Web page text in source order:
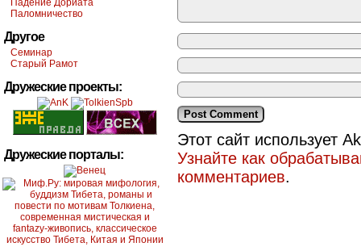
Падение Дориата
Паломничество
Другое
Семинар
Старый Рамот
Дружеские проекты:
Дружеские порталы:
Этот сайт использует
Узнайте как
комментариев.